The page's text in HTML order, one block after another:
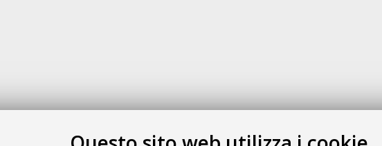
Gestione del documento: